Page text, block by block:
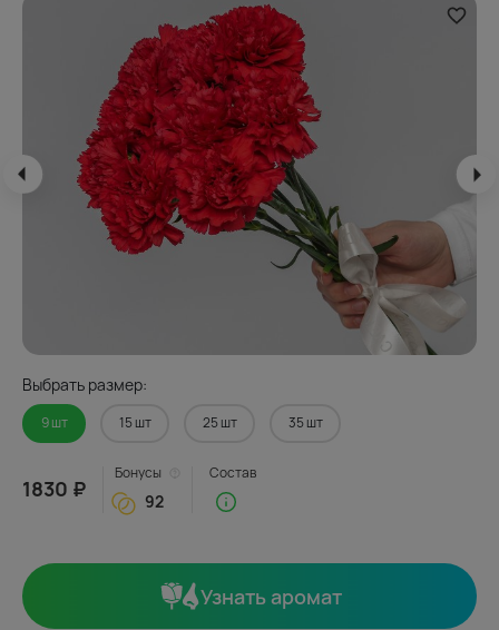
Выбрать размер:
9 шт 15 шт 25 шт 35 шт
1830 ₽
Бонусы
92
Состав
Узнать аромат